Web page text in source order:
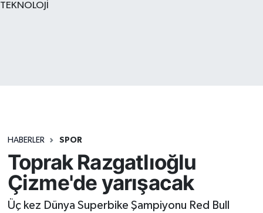
TEKNOLOJİ
HABERLER SPOR
Toprak Razgatlıoğlu
Çizme'de yarışacak
Üç kez Dünya Superbike Şampiyonu Red Bull